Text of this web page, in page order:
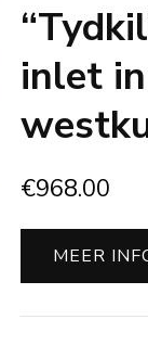
inlet
€968.00
MEER